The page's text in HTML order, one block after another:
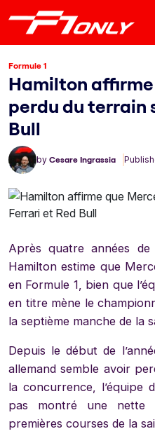
Formule 1
Hamilton
perdu du terrain
Bull
by Cesare Ingrassia
Après quatre années de
Hamilton estime que
en Formule 1, bien que
en titre mène le
la septième manche de la
Depuis le début de
allemand semble avoir
la concurrence, l’équipe
pas montré une nette
premières courses de la